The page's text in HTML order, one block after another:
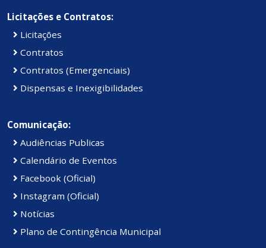
Licitações e Contratos:
Licitações
Contratos
Contratos (Emergenciais)
Dispensas e Inexigibilidades
Comunicação:
Audiências Publicas
Calendário de Eventos
Facebook (Oficial)
Instagram (Oficial)
Notícias
Plano de Contingência Municipal